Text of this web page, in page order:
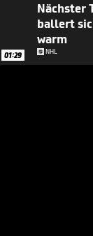
01:29
Nächster
ballert
warm
NHL